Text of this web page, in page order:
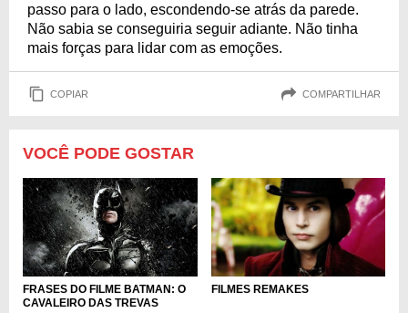
passo para o lado, escondendo-se atrás da parede.
Não sabia se conseguiria seguir adiante. Não tinha
mais forças para lidar com as emoções.
COPIAR COMPARTILHAR
VOCÊ PODE GOSTAR
FRASES DO FILME BATMAN: O
CAVALEIRO DAS TREVAS
FILMES REMAKES